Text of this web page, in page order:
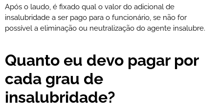
Após o laudo, é fixado qual o valor do adicional de
insalubridade a ser pago para o funcionário, se não for
possível a eliminação ou neutralização do agente insalubre.
Quanto eu devo pagar por
cada grau de
insalubridade?